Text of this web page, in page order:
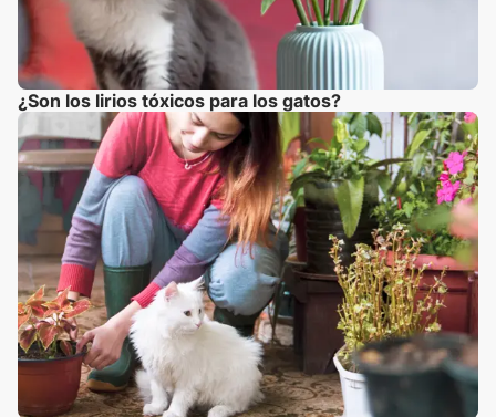
¿Son los lirios tóxicos para los gatos?